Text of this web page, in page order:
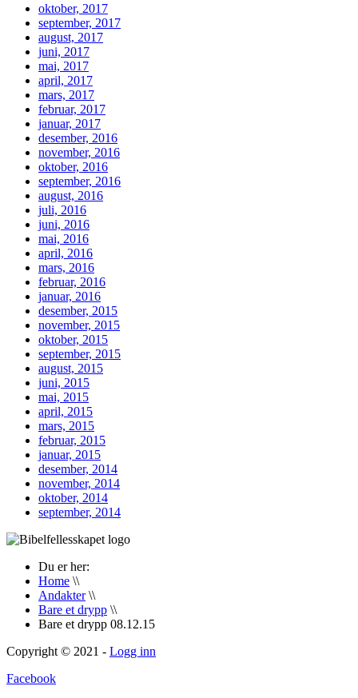
oktober, 2017
september, 2017
august, 2017
juni, 2017
mai, 2017
april, 2017
mars, 2017
februar, 2017
januar, 2017
desember, 2016
november, 2016
oktober, 2016
september, 2016
august, 2016
juli, 2016
juni, 2016
mai, 2016
april, 2016
mars, 2016
februar, 2016
januar, 2016
desember, 2015
november, 2015
oktober, 2015
september, 2015
august, 2015
juni, 2015
mai, 2015
april, 2015
mars, 2015
februar, 2015
januar, 2015
desember, 2014
november, 2014
oktober, 2014
september, 2014
Du er her:
Home \\
Andakter \\
Bare et drypp \\
Bare et drypp 08.12.15
Copyright © 2021 - Logg inn
Facebook